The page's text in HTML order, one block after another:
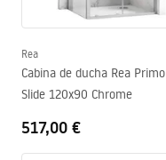
Rea
Cabina de ducha Rea Primo
Slide 120x90 Chrome
517,00 €